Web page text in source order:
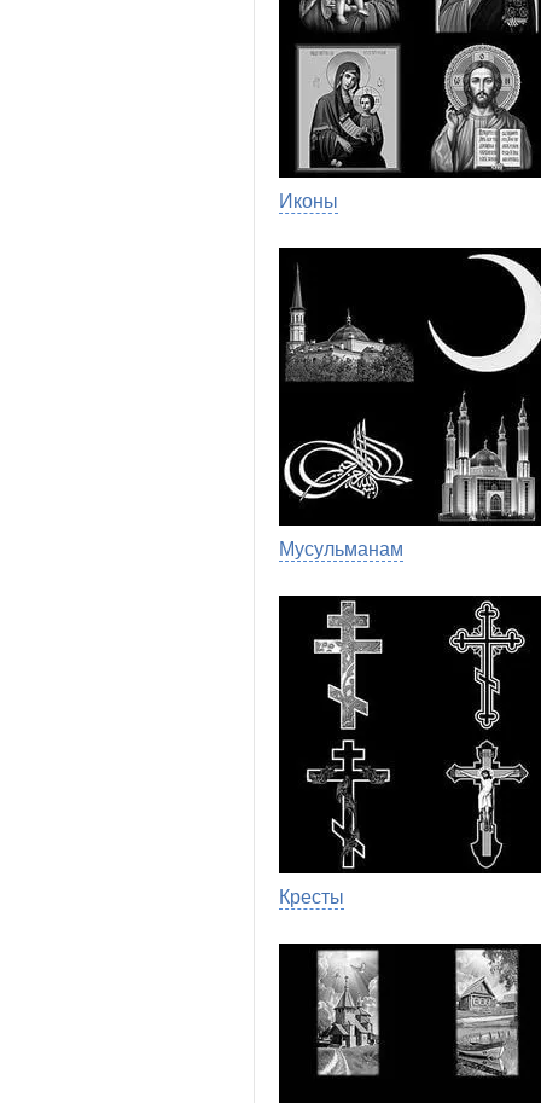
Иконы
Мусульманам
Кресты